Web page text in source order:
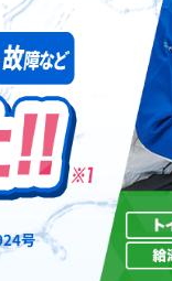
号